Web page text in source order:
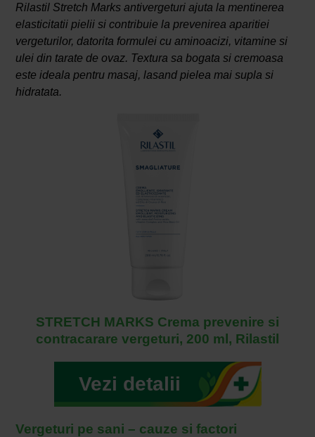
Rilastil Stretch Marks antivergeturi ajuta la mentinerea
elasticitatii pielii si contribuie la prevenirea aparitiei
vergeturilor, datorita formulei cu aminoacizi, vitamine si
ulei din tarate de ovaz. Textura sa bogata si cremoasa
este ideala pentru masaj, lasand pielea mai supla si
hidratata.
STRETCH MARKS Crema prevenire si
contracarare vergeturi, 200 ml, Rilastil
Vezi detalii
Vergeturi pe sani – cauze si factori